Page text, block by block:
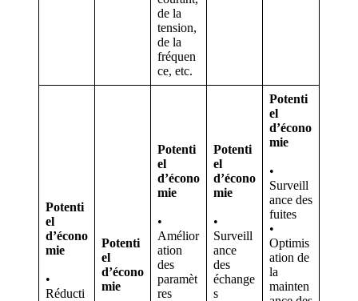
de la
tension,
de la
fréquen
ce, etc.
Potenti
el
d’écono
mie
•
Réducti
Potenti
el
d’écono
mie
Potenti
el
d’écono
mie
•
Amélior
ation
des
paramèt
res
Potenti
el
d’écono
mie
•
Surveill
ance
des
échange
s
Potenti
el
d’écono
mie
•
Surveill
ance des
fuites
•
Optimis
ation de
la
mainten